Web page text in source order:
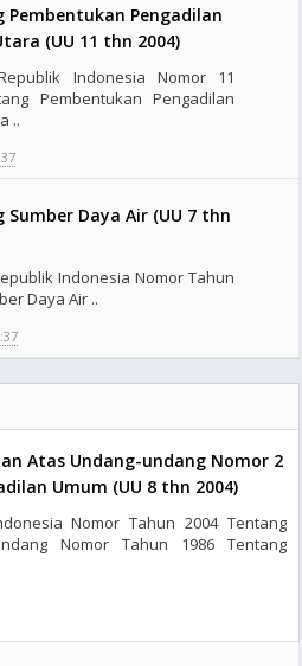
Pembentukan Pengadilan
(UU 11 thn 2004)
Indonesia Nomor 11
Pembentukan Pengadilan
..
Sumber Daya Air (UU 7 thn
Indonesia Nomor Tahun
Daya Air ..
Atas Undang-undang Nomor 2
Umum (UU 8 thn 2004)
Nomor Tahun 2004 Tentang
Nomor Tahun 1986 Tentang